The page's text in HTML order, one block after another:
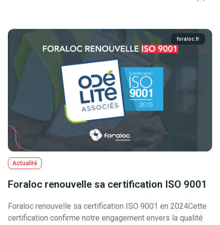
foraloc.fr
Actualité
Foraloc renouvelle sa certification ISO 9001
Foraloc renouvelle sa certification ISO 9001 en 2024Cette
certification confirme notre engagement envers la qualité